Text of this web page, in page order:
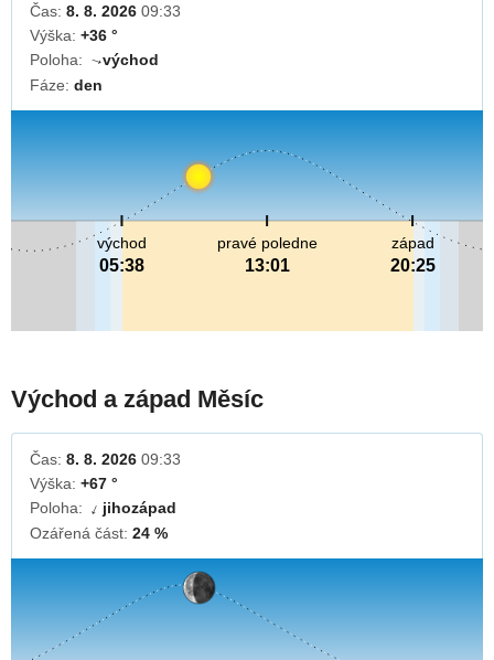
Čas: 8. 8. 2026 09:33
Výška: +36 °
Poloha:
↓východ
Fáze: den
pravé poledne
13:01
východ
05:38
západ
20:25
Východ a západ Měsíc
Čas: 8. 8. 2026 09:33
Výška: +67 °
Poloha: ↓ jihozápad
Ozářená část: 24 %